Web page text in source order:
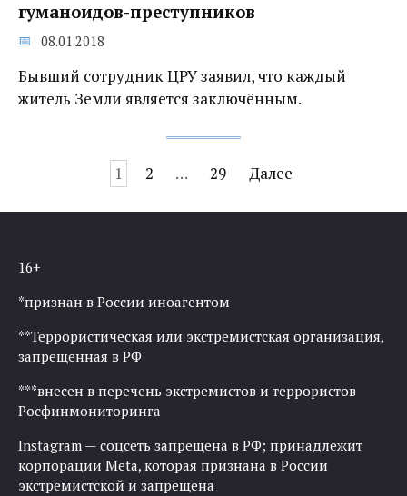
гуманоидов-преступников
08.01.2018
Бывший сотрудник ЦРУ заявил, что каждый
житель Земли является заключённым.
записям
1 2 … 29 Далее
16+
*признан в России иноагентом
**Террористическая или экстремистская организация,
запрещенная в РФ
***внесен в перечень экстремистов и террористов
Росфинмониторинга
Instagram — соцсеть запрещена в РФ; принадлежит
корпорации Meta, которая признана в России
экстремистской и запрещена